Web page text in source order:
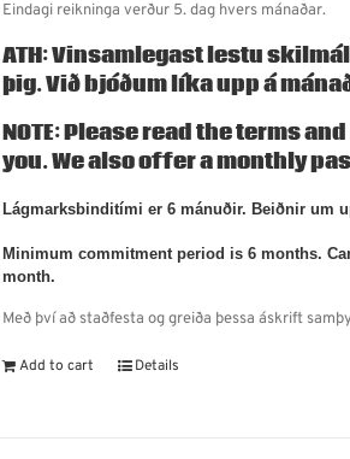
Eindagi reikninga verður 5. dag hvers mánaðar.
ATH: Vinsamlegast lestu
þig. Við bjóðum líka upp á
NOTE: Please read the terms
you. We also offer amonthly
Lágmarksbinditími er 6 mánuðir. Beiðnir um
Minimum commitment period is 6 months.
month.
Með því að staðfesta og greiða þessa áskrift
Add to cart Details